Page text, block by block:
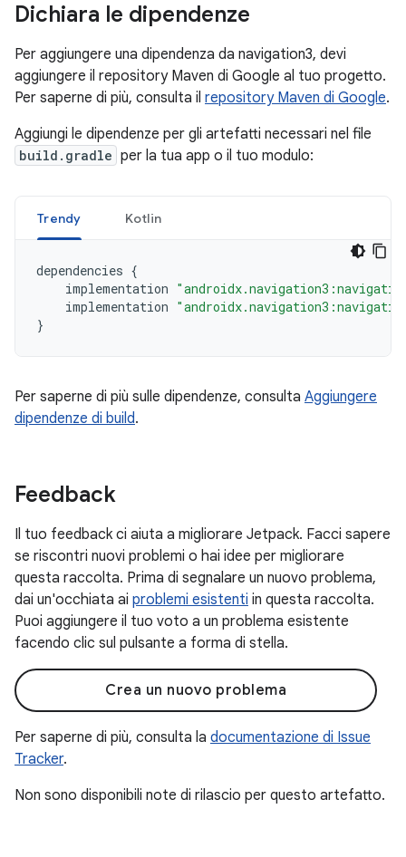
Dichiara le dipendenze
Per aggiungere una dipendenza da navigation3, devi
aggiungere il repository Maven di Google al tuo progetto.
Per saperne di più, consulta il repository Maven di Google.
Aggiungi le dipendenze per gli artefatti necessari nel file
build.gradle per la tua app o il tuo modulo:
Trendy Kotlin
dependencies {
implementation
implementation
}
Per saperne di più sulle dipendenze, consulta Aggiungere
dipendenze di build.
Feedback
Il tuo feedback ci aiuta a migliorare Jetpack. Facci sapere
se riscontri nuovi problemi o hai idee per migliorare
questa raccolta. Prima di segnalare un nuovo problema,
dai un'occhiata ai problemi esistenti in questa raccolta.
Puoi aggiungere il tuo voto a un problema esistente
facendo clic sul pulsante a forma di stella.
Crea un nuovo problema
Per saperne di più, consulta la documentazione di Issue
Tracker.
Non sono disponibili note di rilascio per questo artefatto.